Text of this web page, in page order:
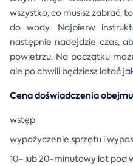
wszystko, co musisz zabrać,
do wody. Najpierw
następnie nadejdzie czas,
powietrzu. Na początku
ale po chwili będziesz latać
Cena doświadczenia
wstęp
wypożyczenie sprzętu i
10- lub 20-minutowy lot pod